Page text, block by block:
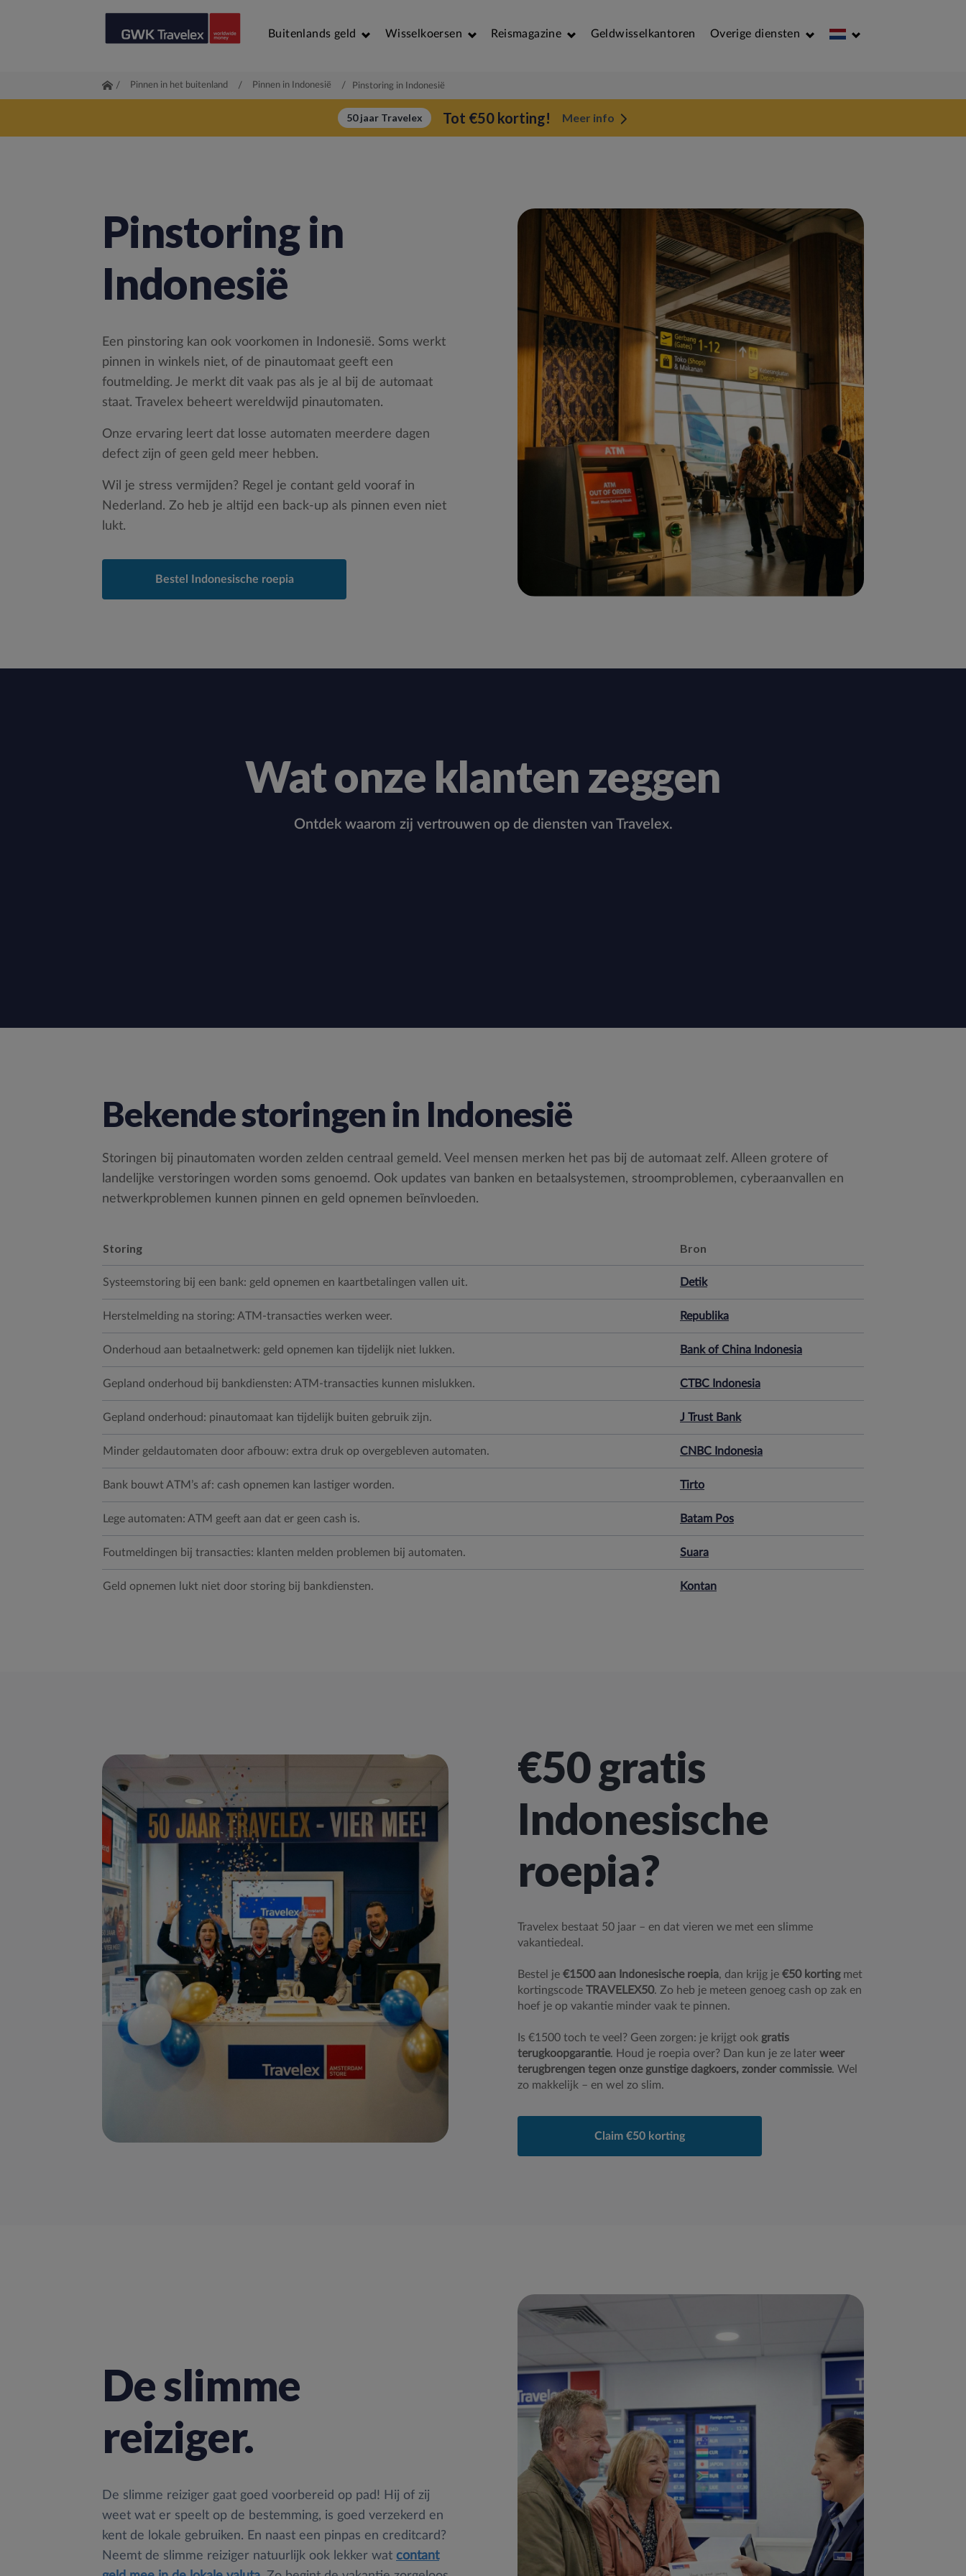
Buitenlands geld Wisselkoersen Reismagazine Geldwisselkantoren Overige diensten
/ Pinnen in het buitenland / Pinnen in Indonesië / Pinstoring in Indonesië
50 jaar Travelex Tot €50 korting! Meer info
Pinstoring in
Indonesië
Een pinstoring kan ook voorkomen in Indonesië. Soms werkt
pinnen in winkels niet, of de pinautomaat geeft een
foutmelding. Je merkt dit vaak pas als je al bij de automaat
staat. Travelex beheert wereldwijd pinautomaten.
Onze ervaring leert dat losse automaten meerdere dagen
defect zijn of geen geld meer hebben.
Wil je stress vermijden? Regel je contant geld vooraf in
Nederland. Zo heb je altijd een back-up als pinnen even niet
lukt.
Bestel Indonesische roepia
Wat onze klanten zeggen
Ontdek waarom zij vertrouwen op de diensten van Travelex.
Bekende storingen in Indonesië
Storingen bij pinautomaten worden zelden centraal gemeld. Veel mensen merken het pas bij de automaat zelf. Alleen grotere of
landelijke verstoringen worden soms genoemd. Ook updates van banken en betaalsystemen, stroomproblemen, cyberaanvallen en
netwerkproblemen kunnen pinnen en geld opnemen beïnvloeden.
Storing Bron
Systeemstoring bij een bank: geld opnemen en kaartbetalingen vallen uit. Detik
Herstelmelding na storing: ATM-transacties werken weer. Republika
Onderhoud aan betaalnetwerk: geld opnemen kan tijdelijk niet lukken. Bank of China Indonesia
Gepland onderhoud bij bankdiensten: ATM-transacties kunnen mislukken. CTBC Indonesia
Gepland onderhoud: pinautomaat kan tijdelijk buiten gebruik zijn. J Trust Bank
Minder geldautomaten door afbouw: extra druk op overgebleven automaten. CNBC Indonesia
Bank bouwt ATM’s af: cash opnemen kan lastiger worden. Tirto
Lege automaten: ATM geeft aan dat er geen cash is. Batam Pos
Foutmeldingen bij transacties: klanten melden problemen bij automaten. Suara
Geld opnemen lukt niet door storing bij bankdiensten. Kontan
€50 gratis
Indonesische
roepia?
Travelex bestaat 50 jaar – en dat vieren we met een slimme
vakantiedeal.
Bestel je €1500 aan Indonesische roepia, dan krijg je €50 kortingmet
kortingscode TRAVELEX50. Zo heb je meteen genoeg cash op zak en
hoef je op vakantie minder vaak te pinnen.
Is €1500 toch te veel? Geen zorgen: je krijgt ook gratis
terugkoopgarantie. Houd je roepia over? Dan kun je ze later weer
terugbrengen tegen onze gunstige dagkoers, zonder commissie. Wel
zo makkelijk – en wel zo slim.
Claim €50 korting
De slimme
reiziger.
De slimme reiziger gaat goed voorbereid op pad! Hij of zij
weet wat er speelt op de bestemming, is goed verzekerd en
kent de lokale gebruiken. En naast een pinpas en creditcard?
Neemt de slimme reiziger natuurlijk ook lekker wat contant